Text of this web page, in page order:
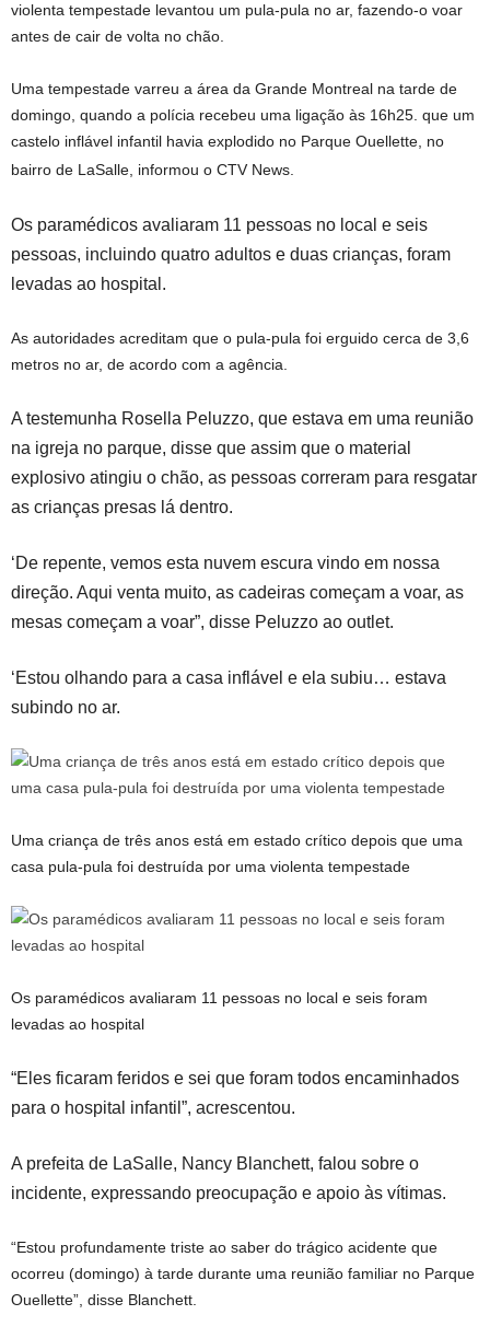
violenta tempestade levantou um pula-pula no ar, fazendo-o voar
antes de cair de volta no chão.
Uma tempestade varreu a área da Grande Montreal na tarde de
domingo, quando a polícia recebeu uma ligação às 16h25. que um
castelo inflável infantil havia explodido no Parque Ouellette, no
bairro de LaSalle, informou o CTV News.
Os paramédicos avaliaram 11 pessoas no local e seis
pessoas, incluindo quatro adultos e duas crianças, foram
levadas ao hospital.
As autoridades acreditam que o pula-pula foi erguido cerca de 3,6
metros no ar, de acordo com a agência.
A testemunha Rosella Peluzzo, que estava em uma reunião
na igreja no parque, disse que assim que o material
explosivo atingiu o chão, as pessoas correram para resgatar
as crianças presas lá dentro.
‘De repente, vemos esta nuvem escura vindo em nossa
direção. Aqui venta muito, as cadeiras começam a voar, as
mesas começam a voar”, disse Peluzzo ao outlet.
‘Estou olhando para a casa inflável e ela subiu… estava
subindo no ar.
Uma criança de três anos está em estado crítico depois que uma
casa pula-pula foi destruída por uma violenta tempestade
Os paramédicos avaliaram 11 pessoas no local e seis foram
levadas ao hospital
“Eles ficaram feridos e sei que foram todos encaminhados
para o hospital infantil”, acrescentou.
A prefeita de LaSalle, Nancy Blanchett, falou sobre o
incidente, expressando preocupação e apoio às vítimas.
“Estou profundamente triste ao saber do trágico acidente que
ocorreu (domingo) à tarde durante uma reunião familiar no Parque
Ouellette”, disse Blanchett.